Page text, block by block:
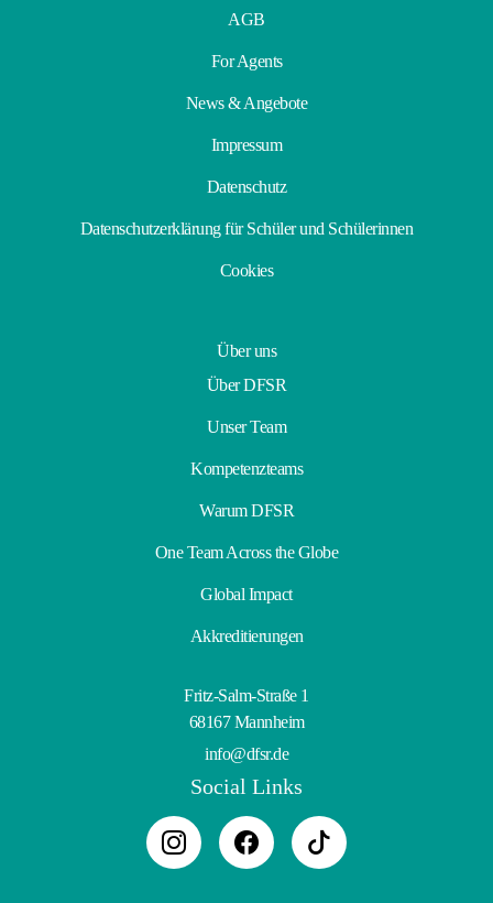
AGB
For Agents
News & Angebote
Impressum
Datenschutz
Datenschutzerklärung für Schüler und Schülerinnen
Cookies
Über uns
Über DFSR
Unser Team
Kompetenzteams
Warum DFSR
One Team Across the Globe
Global Impact
Akkreditierungen
Fritz-Salm-Straße 1
68167 Mannheim
info@dfsr.de
Social Links